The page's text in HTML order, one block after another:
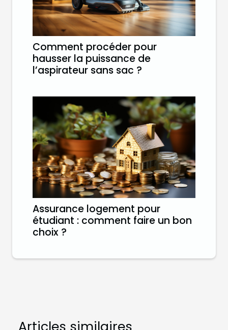
Comment procéder pour
hausser la puissance de
l’aspirateur sans sac ?
Assurance logement pour
étudiant : comment faire un bon
choix ?